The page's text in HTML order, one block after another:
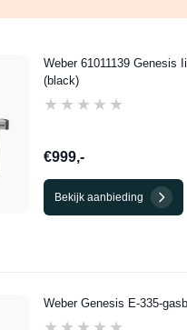
Weber 61011139 Genesis
(black)
★★★★★
★★★★★
€999,-
Bekijk aanbieding
Weber Genesis E-335-